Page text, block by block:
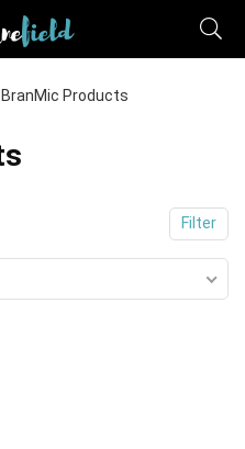
BranMic Products
Filter